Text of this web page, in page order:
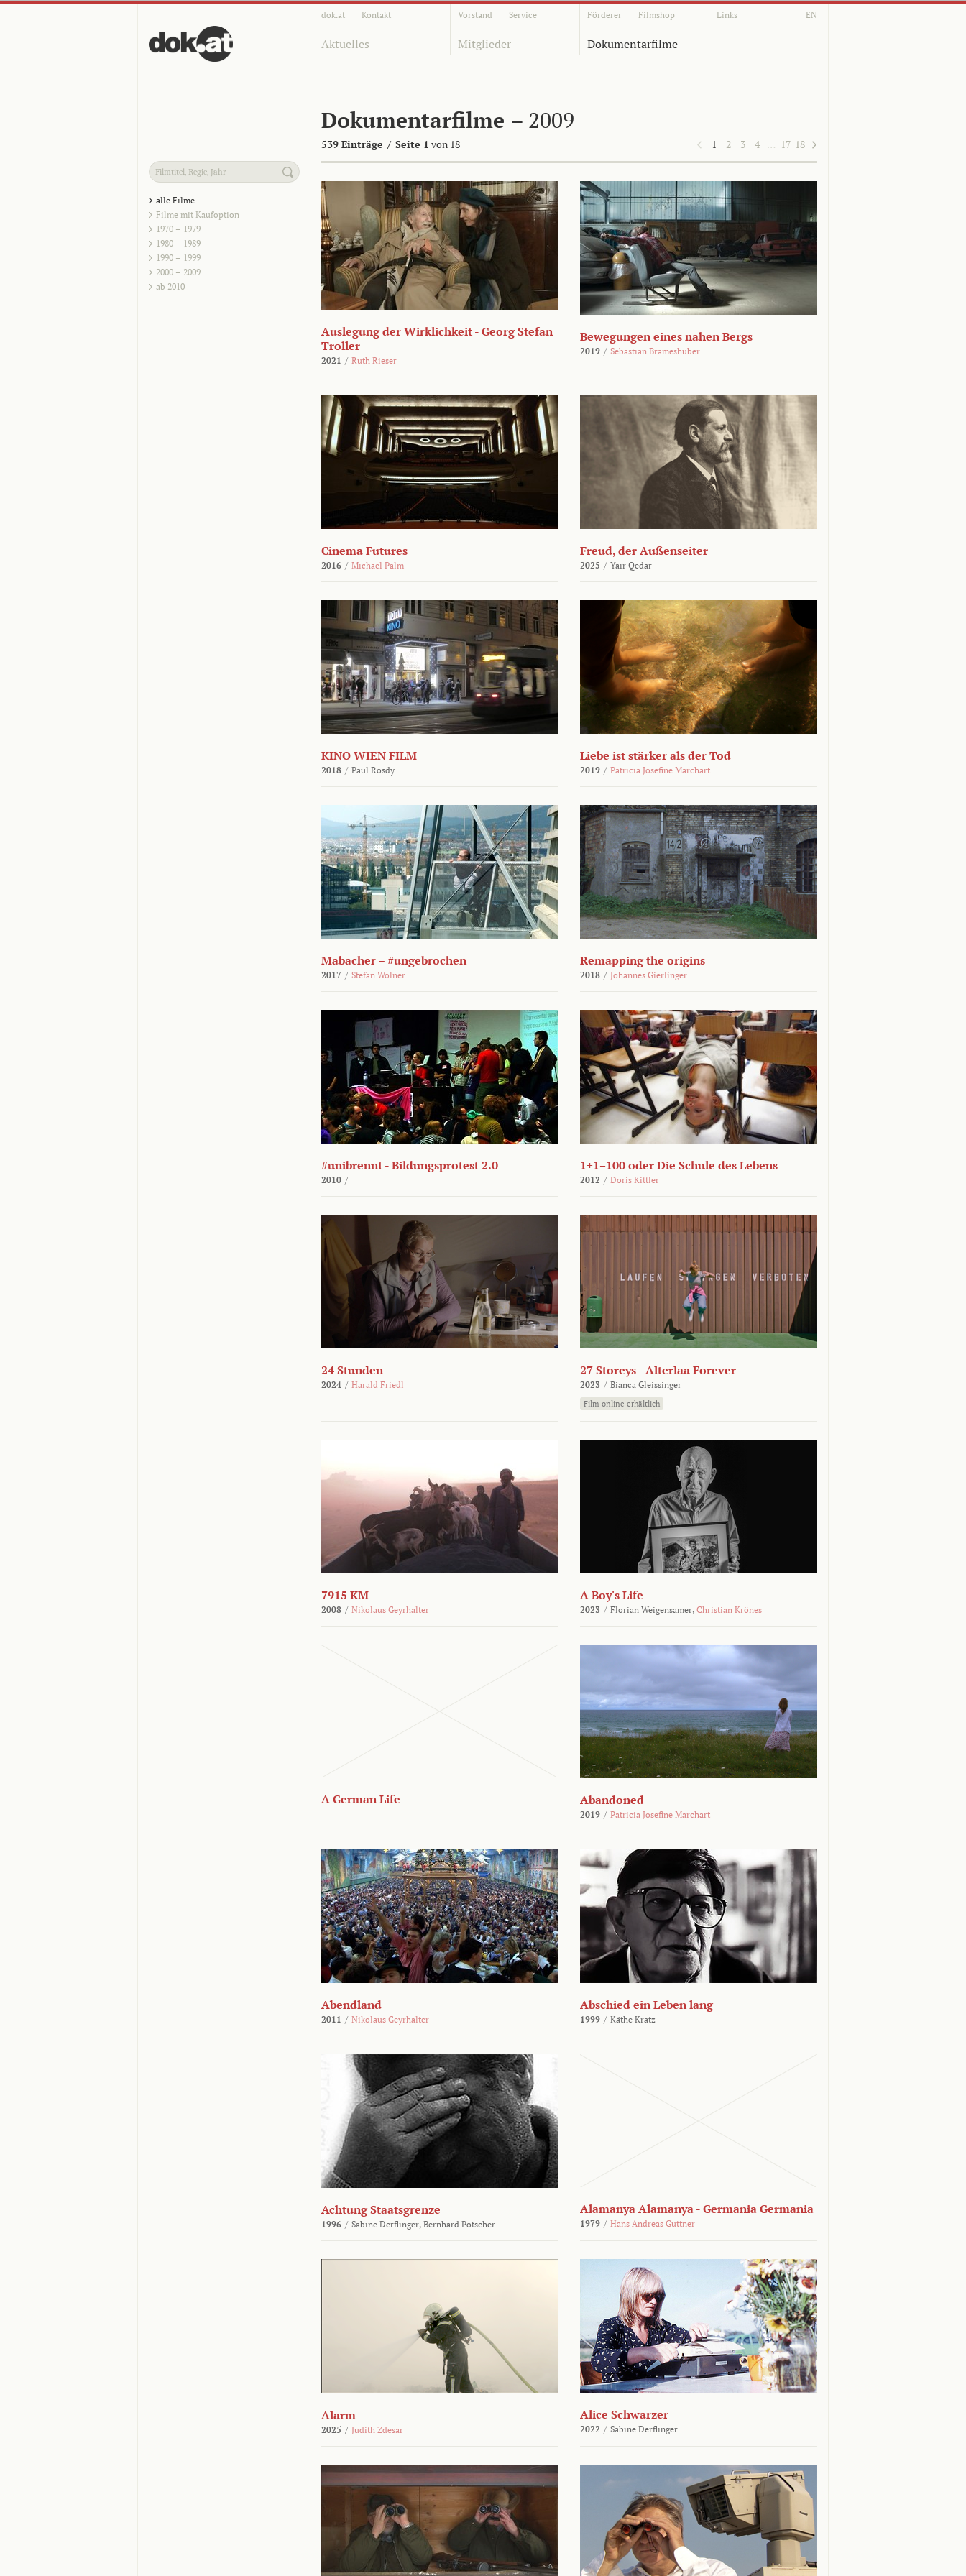
dok.at Kontakt Vorstand Service Förderer Filmshop Links EN
Aktuelles Mitglieder Dokumentarfilme
Dokumentarfilme – 2009
539 Einträge / Seite 1 von 18 1 2 3 4 … 17 18
alle Filme
Filme mit Kaufoption
1970 – 1979
1980 – 1989
1990 – 1999
2000 – 2009
ab 2010
Auslegung der Wirklichkeit - Georg Stefan
Troller
2021 / Ruth Rieser
Bewegungen eines nahen Bergs
2019 / Sebastian Brameshuber
Cinema Futures
2016 / Michael Palm
Freud, der Außenseiter
2025 / Yair Qedar
KINO WIEN FILM
2018 / Paul Rosdy
Liebe ist stärker als der Tod
2019 / Patricia Josefine Marchart
Mabacher – #ungebrochen
2017 / Stefan Wolner
Remapping the origins
2018 / Johannes Gierlinger
#unibrennt - Bildungsprotest 2.0
2010 /
1+1=100 oder Die Schule des Lebens
2012 / Doris Kittler
24 Stunden
2024 / Harald Friedl
27 Storeys - Alterlaa Forever
2023 / Bianca Gleissinger
Film online erhältlich
7915 KM
2008 / Nikolaus Geyrhalter
A Boy's Life
2023 / Florian Weigensamer, Christian Krönes
A German Life Abandoned
2019 / Patricia Josefine Marchart
Abendland
2011 / Nikolaus Geyrhalter
Abschied ein Leben lang
1999 / Käthe Kratz
Achtung Staatsgrenze
1996 / Sabine Derflinger, Bernhard Pötscher
Alamanya Alamanya - Germania Germania
1979 / Hans Andreas Guttner
Alarm
2025 / Judith Zdesar
Alice Schwarzer
2022 / Sabine Derflinger